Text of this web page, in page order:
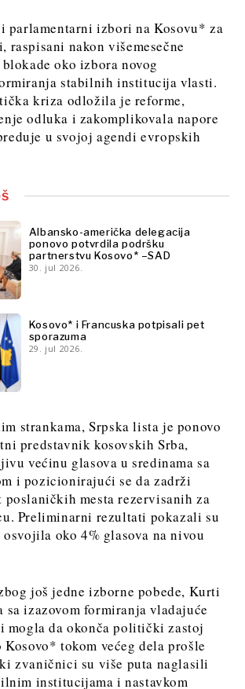
parlamentarni izbori na Kosovu* za
raspisani nakon višemesečne
oko izbora novog
stabilnih institucija vlasti.
kriza odložila je reforme,
odluka i zakomplikovala napore
u svojoj agendi evropskih
Albansko-američka delegacija
ponovo potvrdila podršku
partnerstvu Kosovo* –SAD
30. jul 2026.
Kosovo* i Francuska potpisali pet
sporazuma
29. jul 2026.
strankama, Srpska lista je ponovo
predstavnik kosovskih Srba,
većinu glasova u sredinama sa
i pozicionirajući se da zadrži
poslaničkih mesta rezervisanih za
Preliminarni rezultati pokazali su
oko 4% glasova na nivou
još jedne izborne pobede, Kurti
sa izazovom formiranja vladajuće
mogla da okonča politički zastoj
tokom većeg dela prošle
zvaničnici su više puta naglasili
institucijama i nastavkom